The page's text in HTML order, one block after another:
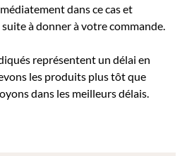
dans ce cas et
à donner à votre commande.
représentent un délai en
les produits plus tôt que
dans les meilleurs délais.